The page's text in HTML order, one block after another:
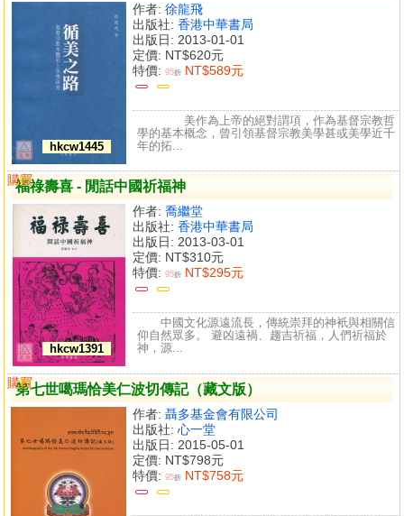
hkcw1445
作者: 徐龍飛
出版社: 香港中華書局
出版日: 2013-01-01
定價: NT$620元
特價: 95折 NT$589元
美作為上帝的絕對謂項，作為基督宗教哲
學的基本概念，曾引領基督宗教美學甚或美學近千
年的拓...
福祿壽喜 - 閒話中國祈福神
hkcw1391
作者: 喬繼堂
出版社: 香港中華書局
出版日: 2013-03-01
定價: NT$310元
特價: 95折 NT$295元
購買
比較
中國文化源遠流長，傳統崇拜的神衹與相關信
仰自然眾多。 避凶遠禍、趨吉祈福，人們祈福於
神，源...
第七世噶瑪恰美仁波切傳記（藏文版）
作者: 聶多基金會有限公司
出版社: 心一堂
出版日: 2015-05-01
定價: NT$798元
特價: 95折 NT$758元
購買
比較